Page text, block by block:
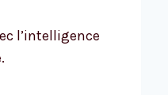
l’intelligence